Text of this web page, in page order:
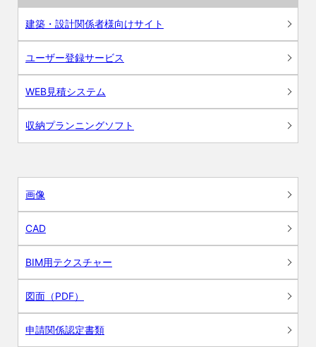
建築・設計関係者様向けサイト
ユーザー登録サービス
WEB見積システム
収納プランニングソフト
画像
CAD
BIM用テクスチャー
図面（PDF）
申請関係認定書類